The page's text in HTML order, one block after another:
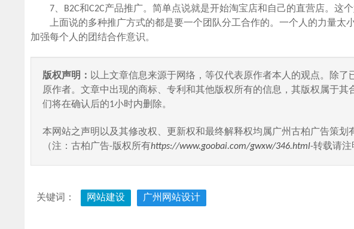
7、B2C和C2C产品推广。简单点说就是开始淘宝店和自己的直营店。这个
上面说的多种推广方式的都是要一个团队分工合作的。一个人的力量太
加强每个人的团结合作意识。
版权声明： 以上文章信息来源于网络，等仅代表原作者本人的观点。除
原作者。文章中出现的商标、专利和其他版权所有的信息，其版权属于
们将在确认后的1小时内删除。
本网站之声明以及其修改权、更新权和最终解释权均属广州古柏广告策划
（注：古柏广告-版权所有https://www.goobai.com/gwxw/346.html-转载请注
关键词： 网站建设 广州网站设计